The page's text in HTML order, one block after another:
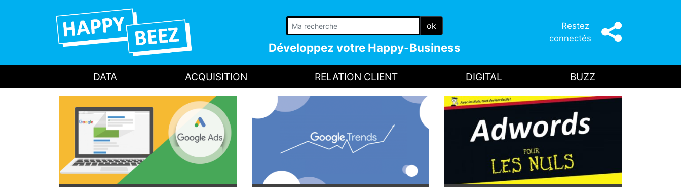
ok
Développez votre Happy-Business
Restez
connectés
DATA ACQUISITION RELATION CLIENT DIGITAL BUZZ